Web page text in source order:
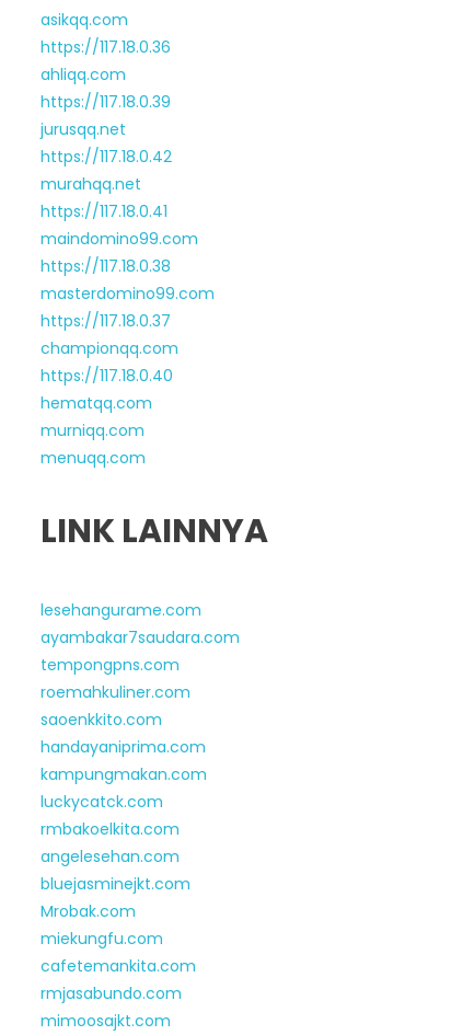
asikqq.com
https://117.18.0.36
ahliqq.com
https://117.18.0.39
jurusqq.net
https://117.18.0.42
murahqq.net
https://117.18.0.41
maindomino99.com
https://117.18.0.38
masterdomino99.com
https://117.18.0.37
championqq.com
https://117.18.0.40
hematqq.com
murniqq.com
menuqq.com
LINK LAINNYA
lesehangurame.com
ayambakar7saudara.com
tempongpns.com
roemahkuliner.com
saoenkkito.com
handayaniprima.com
kampungmakan.com
luckycatck.com
rmbakoelkita.com
angelesehan.com
bluejasminejkt.com
Mrobak.com
miekungfu.com
cafetemankita.com
rmjasabundo.com
mimoosajkt.com